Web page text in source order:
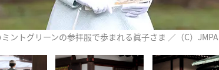
ントグリーンの参拝服で歩まれる眞子さま ／（C）JMPA